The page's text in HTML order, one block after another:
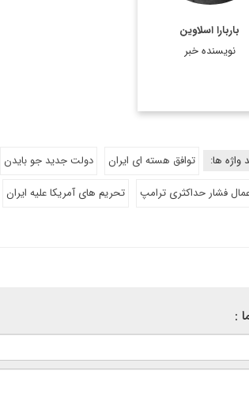
باربارا اسلاوین
نویسنده خبر
المانیتور همکاری دارد،
اسلاوین که تاکنون ...
واژه ها: توافق هسته ای ایران دولت جدید جو بایدن
فشار حداکثری ترامپ
تحریم های آمریکا علیه ایران
: